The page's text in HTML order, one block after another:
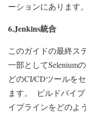
ーションにあります。
6.Jenkins統合
このガイドの最終ス
一部としてSelenium
どのCI/CDツールを
ます。 ビルドパイ
イプラインをどのよ